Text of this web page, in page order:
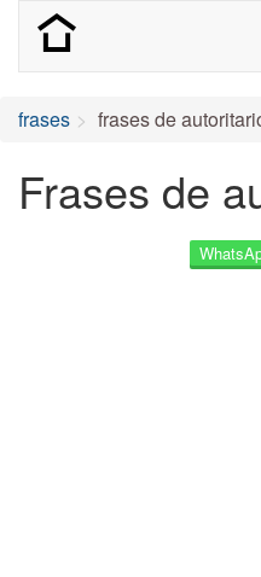
frases frases de
Frases de